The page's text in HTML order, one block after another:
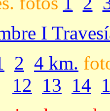
I
2 4 km.
12 13 14